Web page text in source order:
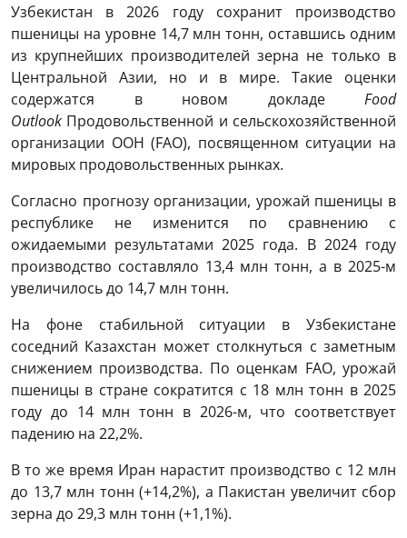
Узбекистан в 2026 году сохранит производство
пшеницы на уровне 14,7 млн тонн, оставшись одним
из крупнейших производителей зерна не только в
Центральной Азии, но и в мире. Такие оценки
содержатся в новом докладе Food
Outlook Продовольственной и сельскохозяйственной
организации ООН (FAO), посвященном ситуации на
мировых продовольственных рынках.
Согласно прогнозу организации, урожай пшеницы в
республике не изменится по сравнению с
ожидаемыми результатами 2025 года. В 2024 году
производство составляло 13,4 млн тонн, а в 2025-м
увеличилось до 14,7 млн тонн.
На фоне стабильной ситуации в Узбекистане
соседний Казахстан может столкнуться с заметным
снижением производства. По оценкам FAO, урожай
пшеницы в стране сократится с 18 млн тонн в 2025
году до 14 млн тонн в 2026-м, что соответствует
падению на 22,2%.
В то же время Иран нарастит производство с 12 млн
до 13,7 млн тонн (+14,2%), а Пакистан увеличит сбор
зерна до 29,3 млн тонн (+1,1%).